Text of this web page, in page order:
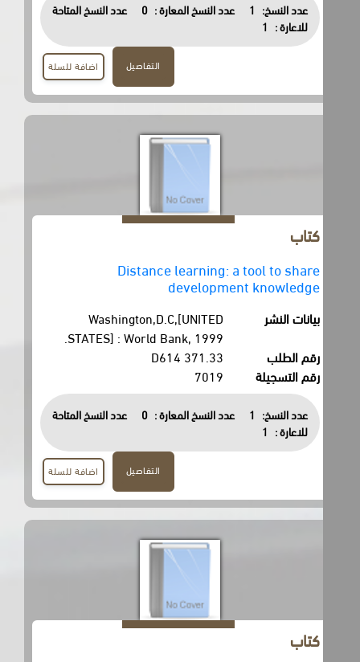
عدد النسخ: 1 عدد النسخ المعارة : 0
عدد النسخ المتاحة
للاعارة :
1
اضافة للسلة
Distance learning: a tool to share
development knowledge
بيانات النشر
Washington,D.C,[UNITED
STATES] : World Bank, 1999.
رقم الطلب
371.33 D614
رقم التسجيلة
7019
عدد النسخ: 1 عدد النسخ المعارة : 0
عدد النسخ المتاحة
للاعارة :
1
اضافة للسلة